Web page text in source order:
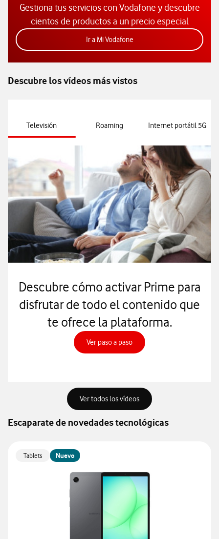
Gestiona tus servicios con Vodafone y descubre
cientos de productos a un precio especial
Ir a Mi VodafoneAcceder a la app Mi
Descubre los vídeos más vistos
Televisión Roaming Internet portátil 5G
Descubre cómo activar Prime para
disfrutar de todo el contenido que
te ofrece la plataforma.
Ver paso a pasoVer paso a paso, abre en
Ver todos los vídeosAcceder para consultar
Escaparate de novedades tecnológicas
Tablets Nuevo